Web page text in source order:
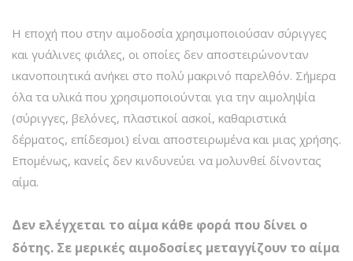
Η εποχή που στην αιμοδοσία χρησιμοποιούσαν σύριγγες
και γυάλινες φιάλες, οι οποίες δεν αποστειρώνονταν
ικανοποιητικά ανήκει στο πολύ μακρινό παρελθόν. Σήμερα
όλα τα υλικά που χρησιμοποιούνται για την αιμοληψία
(σύριγγες, βελόνες, πλαστικοί ασκοί, καθαριστικά
δέρματος, επίδεσμοι) είναι αποστειρωμένα και μιας χρήσης.
Επομένως, κανείς δεν κινδυνεύει να μολυνθεί δίνοντας
αίμα.
Δεν ελέγχεται το αίμα κάθε φορά που δίνει ο
δότης. Σε μερικές αιμοδοσίες μεταγγίζουν το αίμα